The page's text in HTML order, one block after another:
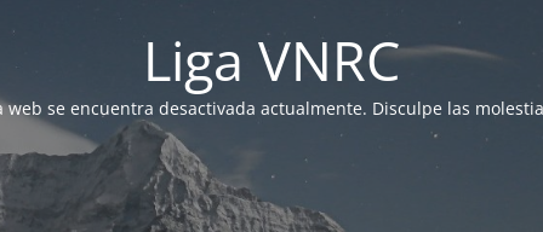
Liga VNRC
web se encuentra desactivada actualmente. Disculpe las